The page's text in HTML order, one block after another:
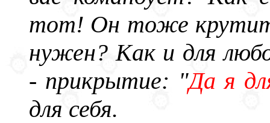
тот! Он тоже
нужен? Как и для
- прикрытие: "Да я
для себя.